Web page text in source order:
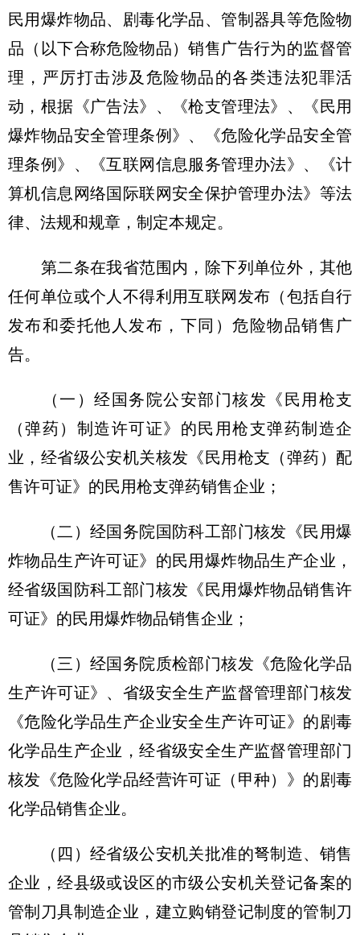
民用爆炸物品、剧毒化学品、管制器具等危险物
品（以下合称危险物品）销售广告行为的监督管
理，严厉打击涉及危险物品的各类违法犯罪活
动，根据《广告法》、《枪支管理法》、《民用
爆炸物品安全管理条例》、《危险化学品安全管
理条例》、《互联网信息服务管理办法》、《计
算机信息网络国际联网安全保护管理办法》等法
律、法规和规章，制定本规定。
第二条在我省范围内，除下列单位外，其他
任何单位或个人不得利用互联网发布（包括自行
发布和委托他人发布，下同）危险物品销售广
告。
（一）经国务院公安部门核发《民用枪支
（弹药）制造许可证》的民用枪支弹药制造企
业，经省级公安机关核发《民用枪支（弹药）配
售许可证》的民用枪支弹药销售企业；
（二）经国务院国防科工部门核发《民用爆
炸物品生产许可证》的民用爆炸物品生产企业，
经省级国防科工部门核发《民用爆炸物品销售许
可证》的民用爆炸物品销售企业；
（三）经国务院质检部门核发《危险化学品
生产许可证》、省级安全生产监督管理部门核发
《危险化学品生产企业安全生产许可证》的剧毒
化学品生产企业，经省级安全生产监督管理部门
核发《危险化学品经营许可证（甲种）》的剧毒
化学品销售企业。
（四）经省级公安机关批准的弩制造、销售
企业，经县级或设区的市级公安机关登记备案的
管制刀具制造企业，建立购销登记制度的管制刀